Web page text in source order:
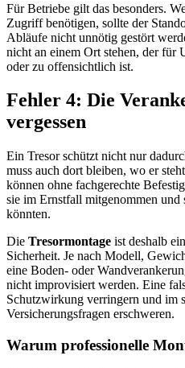
Für Betriebe gilt das besonders.
Zugriff benötigen, sollte der
Abläufe nicht unnötig gestört
nicht an einem Ort stehen, der für
oder zu offensichtlich ist.
Fehler 4: Die
vergessen
Ein Tresor schützt nicht nur
muss auch dort bleiben, wo er
können ohne fachgerechte
sie im Ernstfall mitgenommen und
könnten.
Die Tresormontage ist deshalb
Sicherheit. Je nach Modell,
eine Boden- oder
nicht improvisiert werden. Eine
Schutzwirkung verringern und im
Versicherungsfragen erschweren.
Warum professionelle